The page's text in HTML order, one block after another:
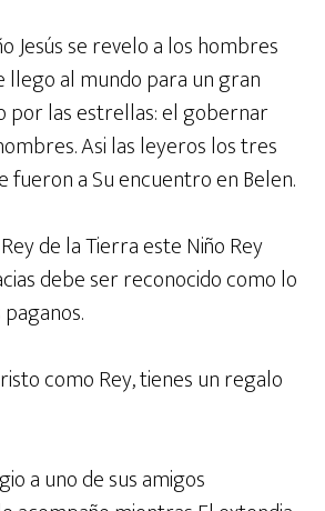
Jesús se revelo a los hombres
llego al mundo para un gran
por las estrellas: el gobernar
Asi las leyeros los tres
fueron a Su encuentro en Belen.
de la Tierra este Niño Rey
debe ser reconocido como lo
como Rey, tienes un regalo
a uno de sus amigos